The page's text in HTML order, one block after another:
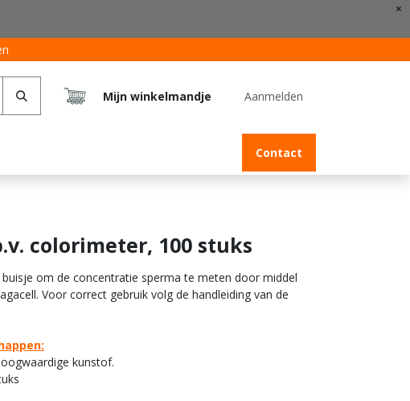
×
Mijn winkelmandje Aanmelden
Contact
colorimeter, 100 stuks
om de concentratie sperma te meten door middel
Voor correct gebruik volg de handleiding van de
kunstof.